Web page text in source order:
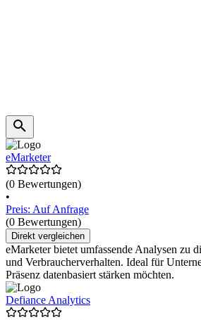
eMarketer
(0 Bewertungen)
•
Preis: Auf Anfrage
(0 Bewertungen)
Direkt vergleichen
eMarketer bietet umfassende Analysen zu
und Verbraucherverhalten. Ideal für
Präsenz datenbasiert stärken möchten.
Defiance Analytics